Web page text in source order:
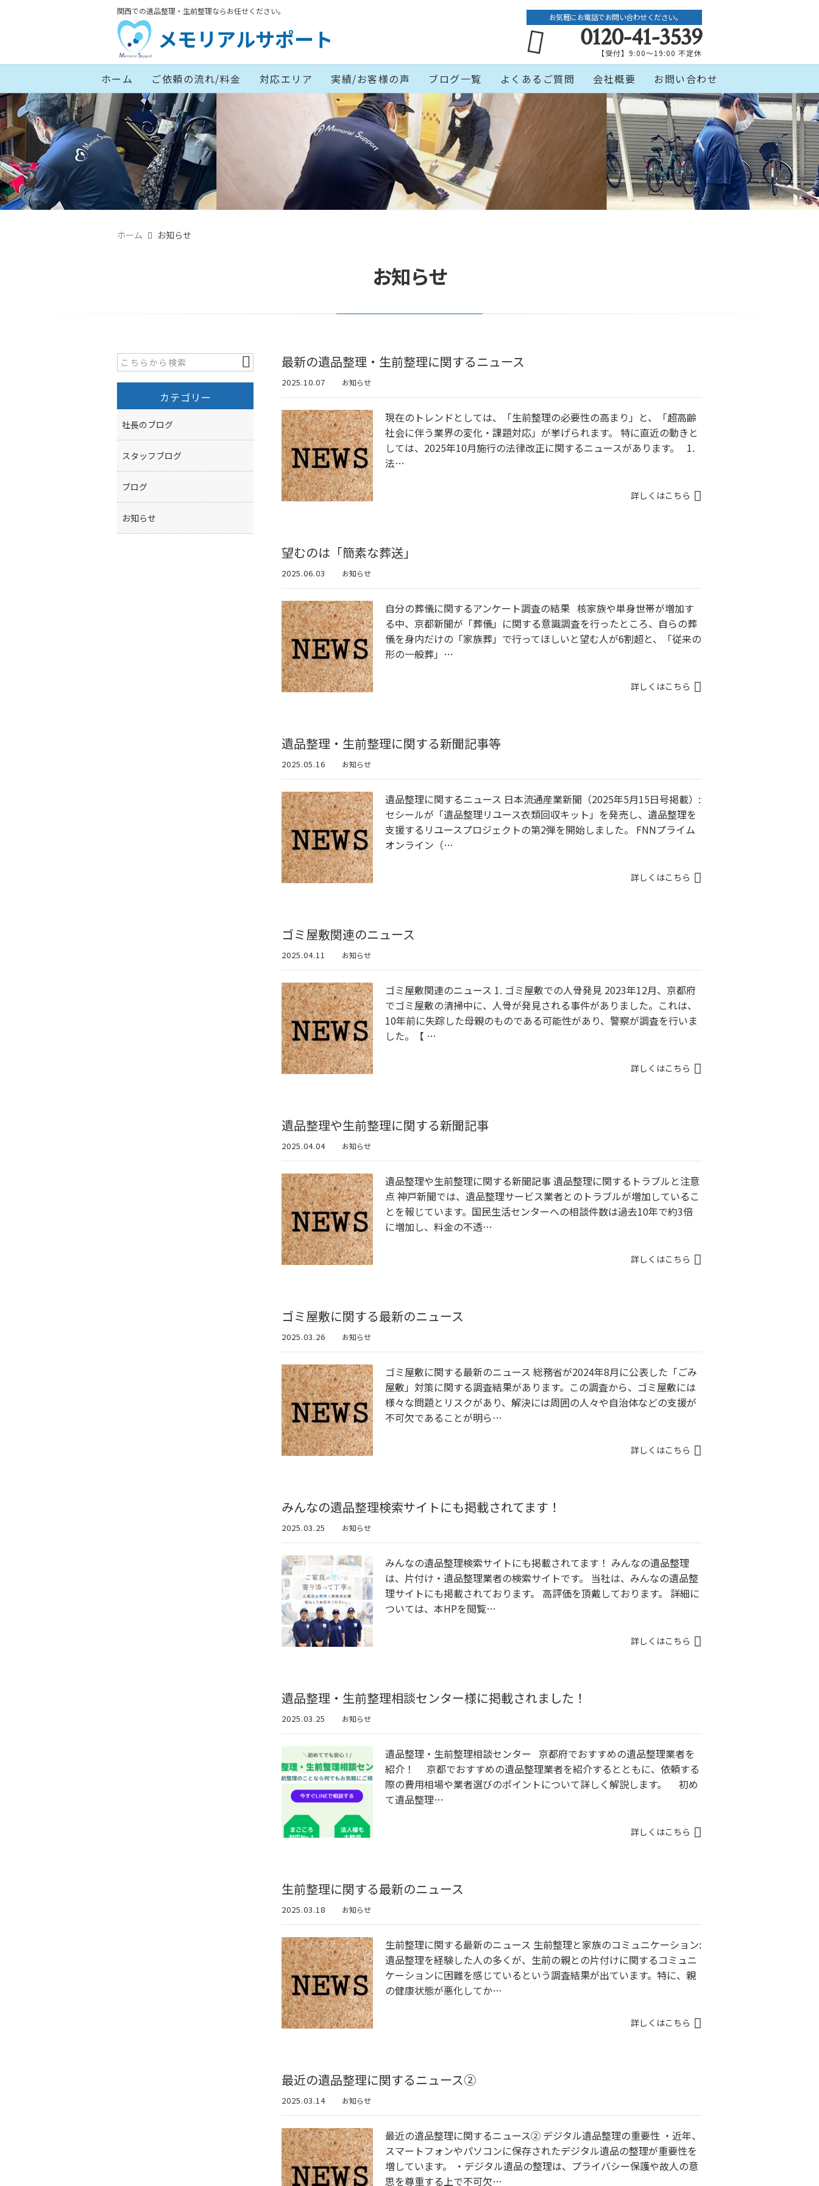
関西での遺品整理・生前整理ならお任せください。
メモリアルサポート
お気軽にお電話でお問い合わせください。
0120-41-3539
【受付】9:00～19:00 不定休
ホーム ご依頼の流れ/料金 対応エリア 実績/お客様の声 ブログ一覧 よくあるご質問 会社概要 お問い合わせ
ホーム お知らせ
お知らせ
最新の遺品整理・生前整理に関するニュース
2025.10.07 お知らせ
現在のトレンドとしては、「生前整理の必要性の高まり」と、「超高齢
社会に伴う業界の変化・課題対応」が挙げられます。 特に直近の動きと
しては、2025年10月施行の法律改正に関するニュースがあります。 1.
法…
詳しくはこちら
望むのは「簡素な葬送」
2025.06.03 お知らせ
自分の葬儀に関するアンケート調査の結果 核家族や単身世帯が増加す
る中、京都新聞が「葬儀」に関する意識調査を行ったところ、自らの葬
儀を身内だけの「家族葬」で行ってほしいと望む人が6割超と、「従来の
形の一般葬」…
詳しくはこちら
遺品整理・生前整理に関する新聞記事等
2025.05.16 お知らせ
遺品整理に関するニュース 日本流通産業新聞（2025年5月15日号掲載）:
セシールが「遺品整理リユース衣類回収キット」を発売し、遺品整理を
支援するリユースプロジェクトの第2弾を開始しました。 FNNプライム
オンライン（…
詳しくはこちら
ゴミ屋敷関連のニュース
2025.04.11 お知らせ
ゴミ屋敷関連のニュース 1. ゴミ屋敷での人骨発見 2023年12月、京都府
でゴミ屋敷の清掃中に、人骨が発見される事件がありました。​これは、
10年前に失踪した母親のものである可能性があり、警察が調査を行いま
した。【 ​…
詳しくはこちら
遺品整理や生前整理に関する新聞記事
2025.04.04 お知らせ
遺品整理や生前整理に関する新聞記事 遺品整理に関するトラブルと注意
点 神戸新聞では、遺品整理サービス業者とのトラブルが増加しているこ
とを報じています。​国民生活センターへの相談件数は過去10年で約3倍
に増加し、料金の不透…
詳しくはこちら
ゴミ屋敷に関する最新のニュース
2025.03.26 お知らせ
ゴミ屋敷に関する最新のニュース 総務省が2024年8月に公表した「ごみ
屋敷」対策に関する調査結果があります。この調査から、ゴミ屋敷には
様々な問題とリスクがあり、解決には周囲の人々や自治体などの支援が
不可欠であることが明ら…
詳しくはこちら
みんなの遺品整理検索サイトにも掲載されてます！
2025.03.25 お知らせ
みんなの遺品整理検索サイトにも掲載されてます！ みんなの遺品整理
は、片付け・遺品整理業者の検索サイトです。 当社は、みんなの遺品整
理サイトにも掲載されております。 高評価を頂戴しております。 詳細に
ついては、本HPを閲覧…
詳しくはこちら
遺品整理・生前整理相談センター様に掲載されました！
2025.03.25 お知らせ
遺品整理・生前整理相談センター 京都府でおすすめの遺品整理業者を
紹介！ 京都でおすすめの遺品整理業者を紹介するとともに、依頼する
際の費用相場や業者選びのポイントについて詳しく解説します。 初め
て遺品整理…
詳しくはこちら
生前整理に関する最新のニュース
2025.03.18 お知らせ
生前整理に関する最新のニュース 生前整理と家族のコミュニケーション:
遺品整理を経験した人の多くが、生前の親との片付けに関するコミュニ
ケーションに困難を感じているという調査結果が出ています。特に、親
の健康状態が悪化してか…
詳しくはこちら
最近の遺品整理に関するニュース②
2025.03.14 お知らせ
最近の遺品整理に関するニュース② デジタル遺品整理の重要性 ・近年、
スマートフォンやパソコンに保存されたデジタル遺品の整理が重要性を
増しています。 ・デジタル遺品の整理は、プライバシー保護や故人の意
思を尊重する上で不可欠…
カテゴリー
社長のブログ
スタッフブログ
ブログ
お知らせ